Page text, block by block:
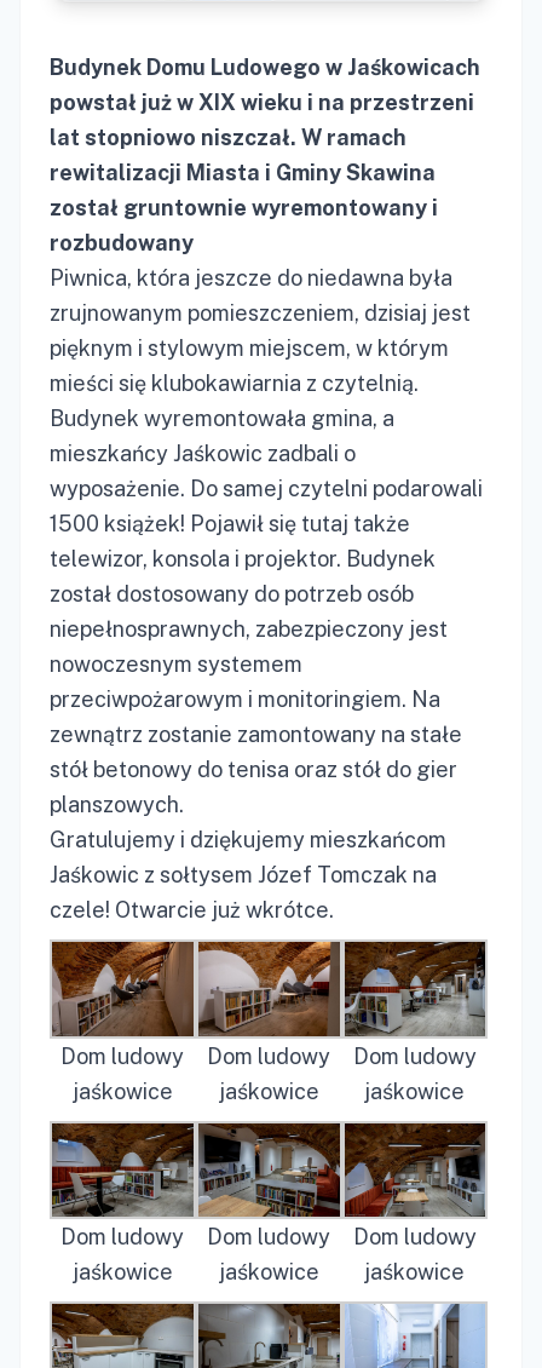
Budynek Domu Ludowego w Jaśkowicach
powstał już w XIX wieku i na przestrzeni
lat stopniowo niszczał. W ramach
rewitalizacji Miasta i Gminy Skawina
został gruntownie wyremontowany i
rozbudowany
Piwnica, która jeszcze do niedawna była
zrujnowanym pomieszczeniem, dzisiaj jest
pięknym i stylowym miejscem, w którym
mieści się klubokawiarnia z czytelnią.
Budynek wyremontowała gmina, a
mieszkańcy Jaśkowic zadbali o
wyposażenie. Do samej czytelni podarowali
1500 książek! Pojawił się tutaj także
telewizor, konsola i projektor. Budynek
został dostosowany do potrzeb osób
niepełnosprawnych, zabezpieczony jest
nowoczesnym systemem
przeciwpożarowym i monitoringiem. Na
zewnątrz zostanie zamontowany na stałe
stół betonowy do tenisa oraz stół do gier
planszowych.
Gratulujemy i dziękujemy mieszkańcom
Jaśkowic z sołtysem Józef Tomczak na
czele! Otwarcie już wkrótce.
Dom ludowy
jaśkowice
Dom ludowy
jaśkowice
Dom ludowy
jaśkowice
Dom ludowy
jaśkowice
Dom ludowy
jaśkowice
Dom ludowy
jaśkowice